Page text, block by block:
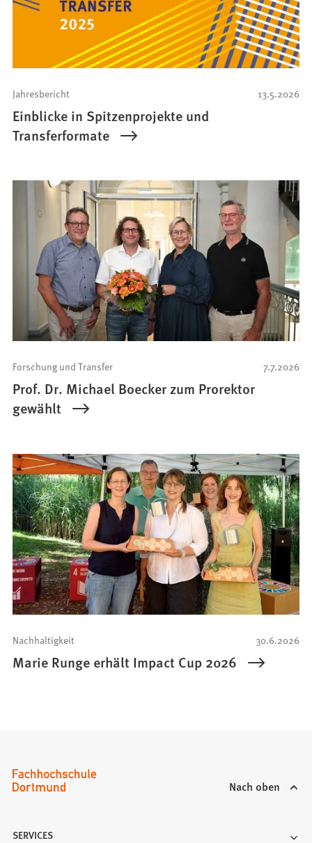
13.5.2026
Jahresbericht
Einblicke in Spitzenprojekte und
Transferformate
7.7.2026
Forschung und Transfer
Prof. Dr. Michael Boecker zum Prorektor
gewählt
30.6.2026
Nachhaltigkeit
Marie Runge erhält Impact Cup 2026
Nach oben
SERVICES